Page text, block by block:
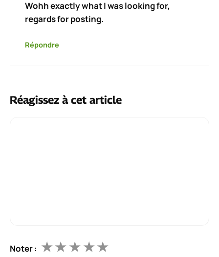
Wohh exactly what I was looking for,
regards for posting.
Répondre
Réagissez à cet article
Noter : ★
★
★
★
★